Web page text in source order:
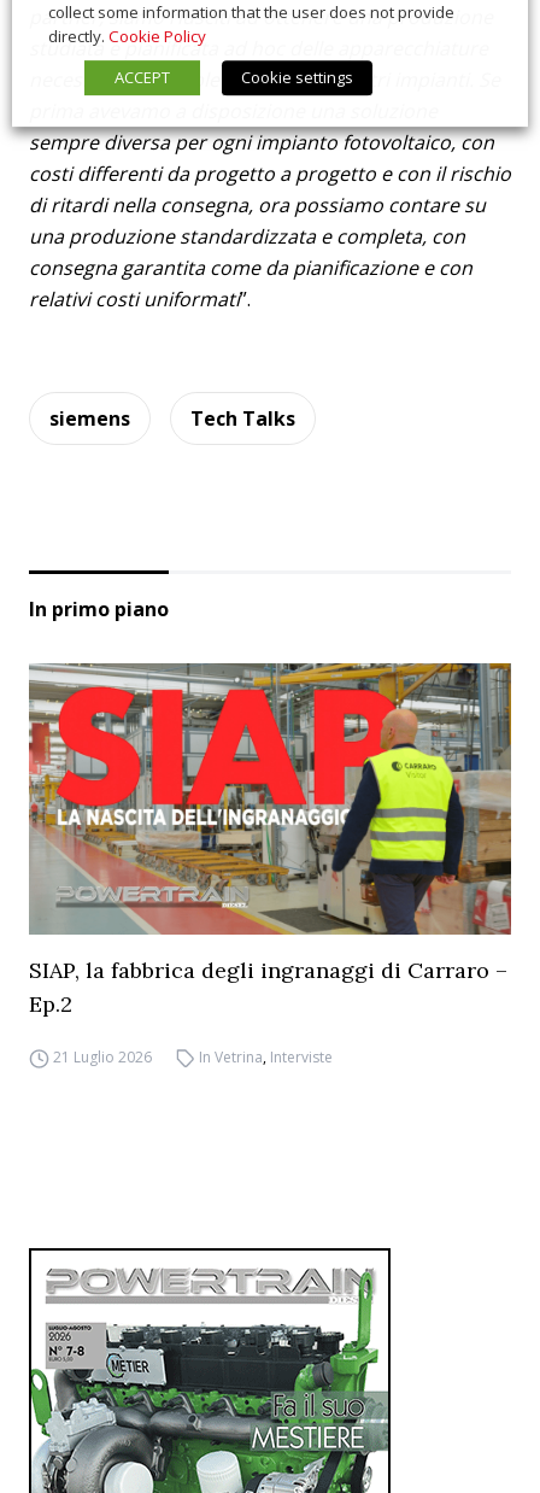
partner, siamo riusciti ad ottenere una produzione
studiata e pianificata ad hoc delle apparecchiature
necessarie al completamento dei nostri impianti. Se
sempre diversa per ogni impianto fotovoltaico, con
costi differenti da progetto a progetto e con il rischio
di ritardi nella consegna, ora possiamo contare su
una produzione standardizzata e completa, con
consegna garantita come da pianificazione e con
relativi costi uniformati”.
siemens Tech Talks
In primo piano
SIAP, la fabbrica degli ingranaggi di Carraro –
Ep.2
21 Luglio 2026 In Vetrina, Interviste
collect some information that the user does not provide
directly. Cookie Policy
ACCEPT
Cookie settings